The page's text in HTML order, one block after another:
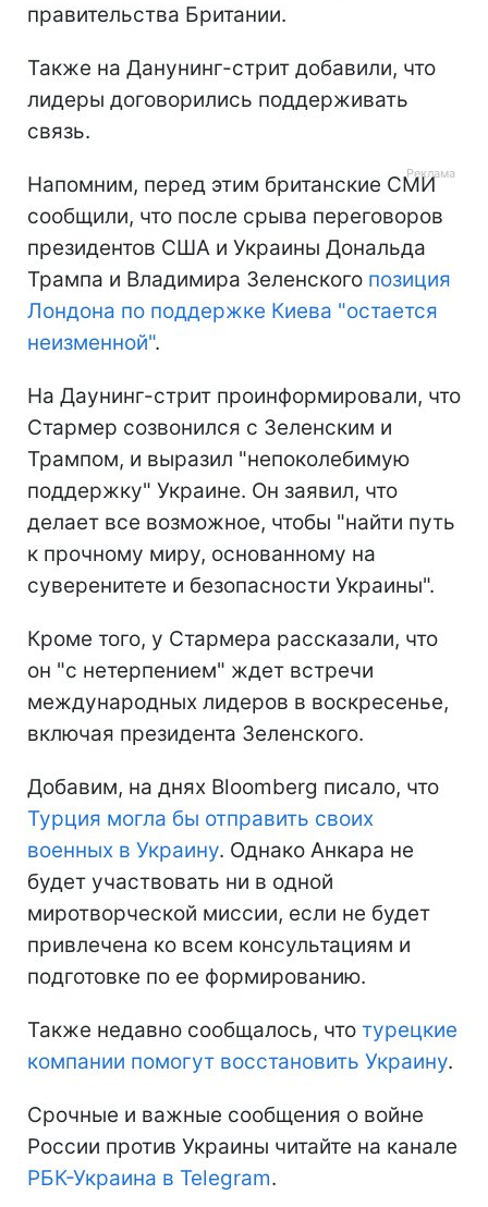
правительства Британии.
Также на Данунинг-стрит добавили, что
лидеры договорились поддерживать
связь.
Напомним, перед этим британские СМИ
сообщили, что после срыва переговоров
президентов США и Украины Дональда
Трампа и Владимира Зеленского позиция
Лондона по поддержке Киева "остается
неизменной".
На Даунинг-стрит проинформировали, что
Стармер созвонился с Зеленским и
Трампом, и выразил "непоколебимую
поддержку" Украине. Он заявил, что
делает все возможное, чтобы "найти путь
к прочному миру, основанному на
суверенитете и безопасности Украины".
Кроме того, у Стармера рассказали, что
он "с нетерпением" ждет встречи
международных лидеров в воскресенье,
включая президента Зеленского.
Добавим, на днях Bloomberg писало, что
Турция могла бы отправить своих
военных в Украину. Однако Анкара не
будет участвовать ни в одной
миротворческой миссии, если не будет
привлечена ко всем консультациям и
подготовке по ее формированию.
Также недавно сообщалось, что турецкие
компании помогут восстановить Украину.
Срочные и важные сообщения о войне
России против Украины читайте на канале
РБК-Украина в Telegram.